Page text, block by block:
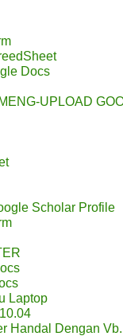
Docs
UPLOAD
Scholar Profile
Laptop
Handal Dengan